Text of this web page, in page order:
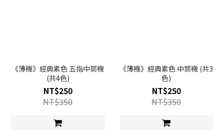
《薄襪》經典素色 五指中筒襪
(共4色)
NT$250
NT$350
《薄襪》經典素色 中筒襪 (共3
色)
NT$250
NT$350